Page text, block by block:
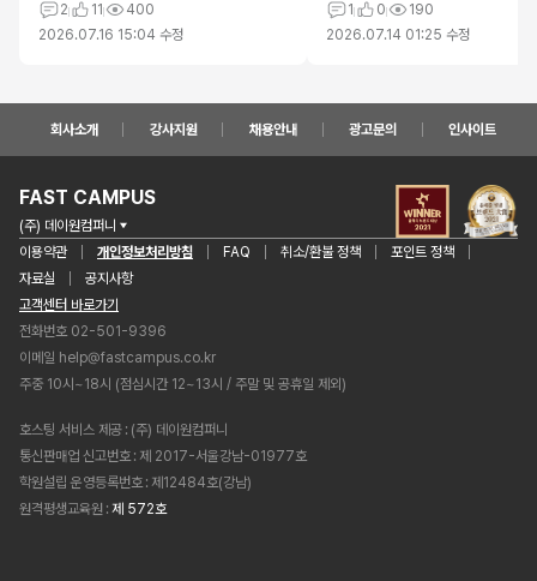
최고
2 11
400
2026.07.16 15:04 수정
의 자료 에러
1 0
190
2026.07.14 01:25 수정
회사소개 강사지원 채용안내 광고문의 인사이트
FAST CAMPUS
(주) 데이원컴퍼니
이용약관
개인정보처리방침 FAQ 취소/환불 정책
포인트 정책
자료실
공지사항
고객센터 바로가기
전화번호 02-501-9396
이메일 help@fastcampus.co.kr
주중 10시~18시 (점심시간 12~13시 / 주말 및 공휴일 제외)
호스팅 서비스 제공 (주) 데이원컴퍼니
통신판매업 신고번호 제 2017-서울강남-01977호
학원설립 운영등록번호 제12484호(강남)
원격평생교육원 제 572호